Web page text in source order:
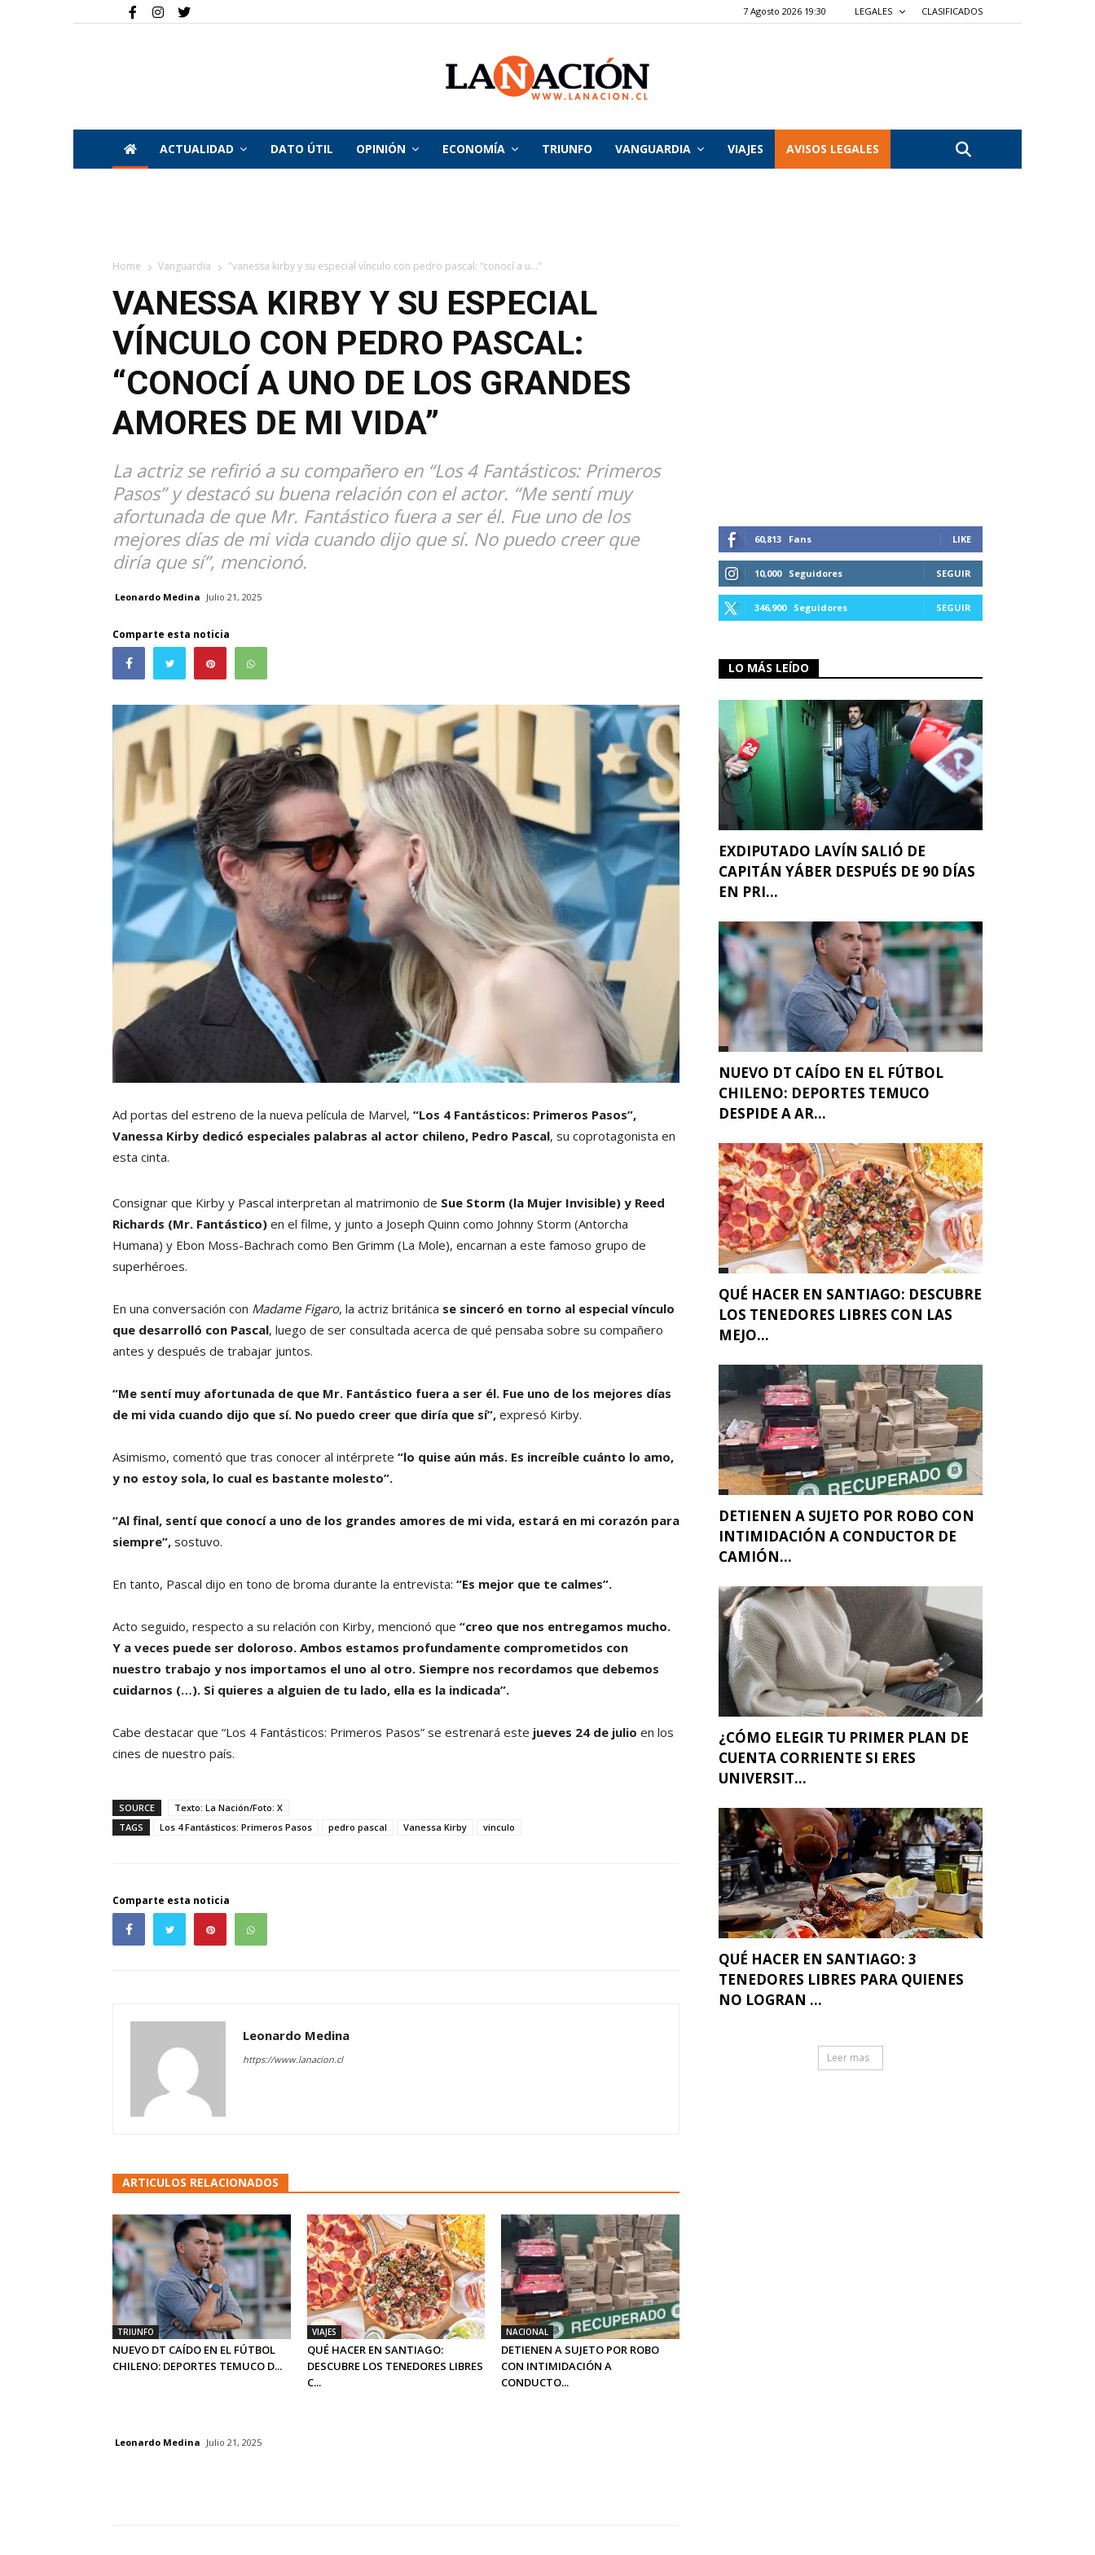
7 Agosto 2026 19:30 LEGALES CLASIFICADOS
La
ACTUALIDAD DATO ÚTIL OPINIÓN ECONOMÍA TRIUNFO VANGUARDIA VIAJES AVISOS LEGALES
Home Vanguardia "vanessa kirby y su especial vínculo con pedro pascal: “conocí a u..."
VANESSA KIRBY Y SU ESPECIAL
VÍNCULO CON PEDRO PASCAL:
“CONOCÍ A UNO DE LOS GRANDES
AMORES DE MI VIDA”
La actriz se refirió a su compañero en “Los 4 Fantásticos: Primeros
Pasos” y destacó su buena relación con el actor. “Me sentí muy
afortunada de que Mr. Fantástico fuera a ser él. Fue uno de los
mejores días de mi vida cuando dijo que sí. No puedo creer que
diría que sí”, mencionó.
Leonardo Medina Julio 21, 2025
Comparte esta noticia
Ad portas del estreno de la nueva película de Marvel, “Los 4 Fantásticos: Primeros Pasos”,
Vanessa Kirby dedicó especiales palabras al actor chileno, Pedro Pascal, su coprotagonista en
esta cinta.
Consignar que Kirby y Pascal interpretan al matrimonio de Sue Storm (la Mujer Invisible) y Reed
Richards (Mr. Fantástico) en el filme, y junto a Joseph Quinn como Johnny Storm (Antorcha
Humana) y Ebon Moss-Bachrach como Ben Grimm (La Mole), encarnan a este famoso grupo de
superhéroes.
En una conversación con Madame Figaro, la actriz británica se sinceró en torno al especial vínculo
que desarrolló con Pascal, luego de ser consultada acerca de qué pensaba sobre su compañero
antes y después de trabajar juntos.
“Me sentí muy afortunada de que Mr. Fantástico fuera a ser él. Fue uno de los mejores días
de mi vida cuando dijo que sí. No puedo creer que diría que sí”, expresó Kirby.
Asimismo, comentó que tras conocer al intérprete “lo quise aún más. Es increíble cuánto lo amo,
y no estoy sola, lo cual es bastante molesto”.
“Al final, sentí que conocí a uno de los grandes amores de mi vida, estará en mi corazón para
siempre”, sostuvo.
En tanto, Pascal dijo en tono de broma durante la entrevista: “Es mejor que te calmes”.
Acto seguido, respecto a su relación con Kirby, mencionó que “creo que nos entregamos mucho.
Y a veces puede ser doloroso. Ambos estamos profundamente comprometidos con
nuestro trabajo y nos importamos el uno al otro. Siempre nos recordamos que debemos
cuidarnos (…). Si quieres a alguien de tu lado, ella es la indicada”.
Cabe destacar que “Los 4 Fantásticos: Primeros Pasos” se estrenará este jueves 24 de julio en los
cines de nuestro país.
SOURCE
Texto: La Nación/Foto: X
TAGS
Los 4 Fantásticos: Primeros Pasos pedro pascal Vanessa Kirby vinculo
Comparte esta noticia
Leonardo Medina
https://www.lanacion.cl
ARTICULOS RELACIONADOS
TRIUNFO
NUEVO DT CAÍDO EN EL FÚTBOL
CHILENO: DEPORTES TEMUCO D...
VIAJES
QUÉ HACER EN SANTIAGO:
DESCUBRE LOS TENEDORES LIBRES
C...
NACIONAL
DETIENEN A SUJETO POR ROBO
CON INTIMIDACIÓN A
CONDUCTO...
60,813 Fans LIKE
10,000 Seguidores SEGUIR
346,900 Seguidores SEGUIR
LO MÁS LEÍDO
EXDIPUTADO LAVÍN SALIÓ DE
CAPITÁN YÁBER DESPUÉS DE 90 DÍAS
EN PRI...
NUEVO DT CAÍDO EN EL FÚTBOL
CHILENO: DEPORTES TEMUCO
DESPIDE A AR...
QUÉ HACER EN SANTIAGO: DESCUBRE
LOS TENEDORES LIBRES CON LAS
MEJO...
DETIENEN A SUJETO POR ROBO CON
INTIMIDACIÓN A CONDUCTOR DE
CAMIÓN...
¿CÓMO ELEGIR TU PRIMER PLAN DE
CUENTA CORRIENTE SI ERES
UNIVERSIT...
QUÉ HACER EN SANTIAGO: 3
TENEDORES LIBRES PARA QUIENES
NO LOGRAN ...
Leer mas
Leonardo Medina Julio 21, 2025